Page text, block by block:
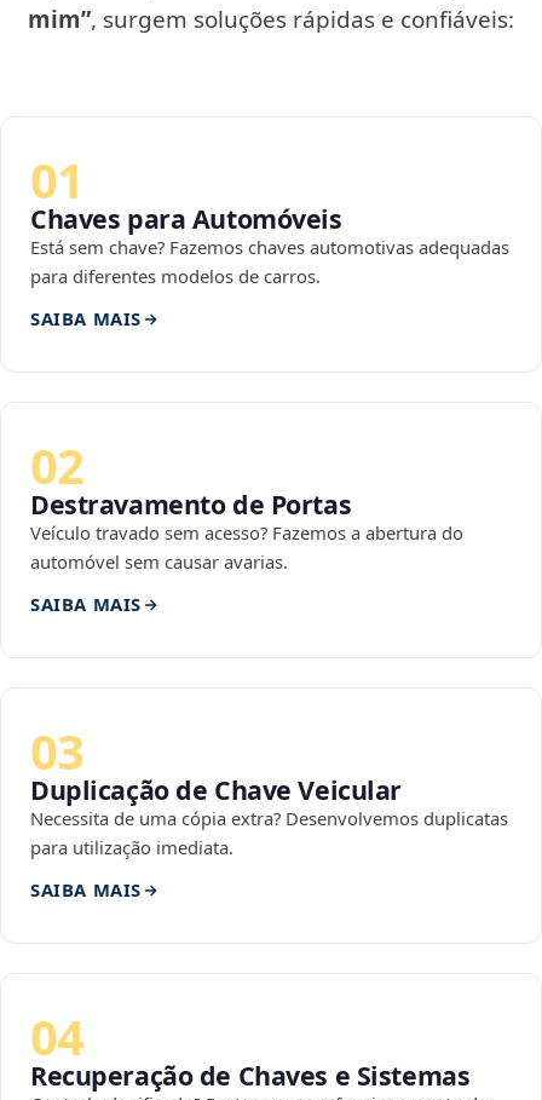
mim”, surgem soluções rápidas e confiáveis:
01
Chaves para Automóveis
Está sem chave? Fazemos chaves automotivas adequadas
para diferentes modelos de carros.
SAIBA MAIS
02
Destravamento de Portas
Veículo travado sem acesso? Fazemos a abertura do
automóvel sem causar avarias.
SAIBA MAIS
03
Duplicação de Chave Veicular
Necessita de uma cópia extra? Desenvolvemos duplicatas
para utilização imediata.
SAIBA MAIS
04
Recuperação de Chaves e Sistemas